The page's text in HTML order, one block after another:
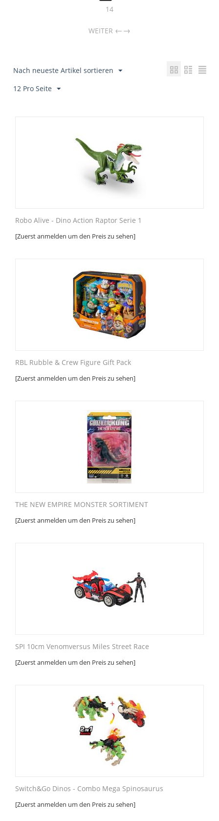
14
WEITER →
Nach neueste Artikel sortieren
12 Pro Seite
Robo Alive - Dino Action Raptor Serie 1
[Zuerst anmelden um den Preis zu sehen]
RBL Rubble & Crew Figure Gift Pack
[Zuerst anmelden um den Preis zu sehen]
THE NEW EMPIRE MONSTER SORTIMENT
[Zuerst anmelden um den Preis zu sehen]
SPI 10cm Venomversus Miles Street Race
[Zuerst anmelden um den Preis zu sehen]
Switch&Go Dinos - Combo Mega Spinosaurus
[Zuerst anmelden um den Preis zu sehen]